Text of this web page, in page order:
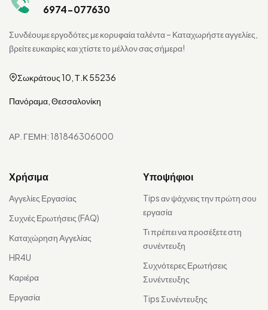
6974-077630
Συνδέουμε εργοδότες με κορυφαία ταλέντα – Καταχωρήστε αγγελίες,
βρείτε ευκαιρίες και χτίστε το μέλλον σας σήμερα!
Σωκράτους 10, Τ.Κ 55236
Πανόραμα, Θεσσαλονίκη
ΑΡ. ΓΕΜΗ: 181846306000
Χρήσιμα
Αγγελίες Εργασίας
Συχνές Ερωτήσεις (FAQ)
Καταχώρηση Αγγελίας
HR4U
Καριέρα
Εργασία
Υποψήφιοι
Tips αν ψάχνεις την πρώτη σου
εργασία
Τι πρέπει να προσέξετε στη
συνέντευξη
Συχνότερες Ερωτήσεις
Συνέντευξης
Tips Συνέντευξης